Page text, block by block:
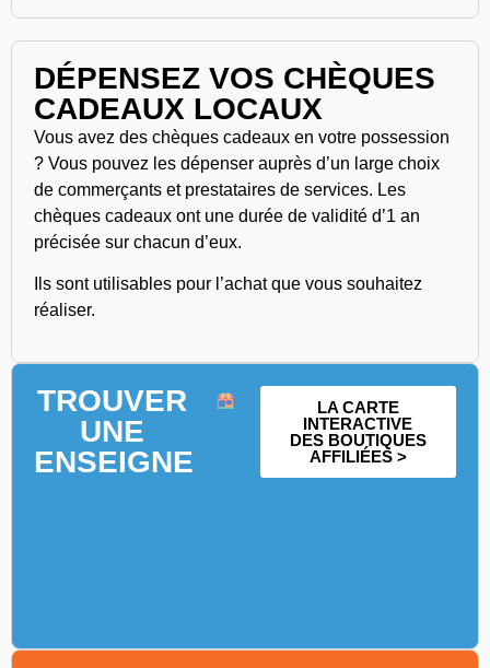
DÉPENSEZ VOS CHÈQUES
CADEAUX LOCAUX
Vous avez des chèques cadeaux en votre possession
? Vous pouvez les dépenser auprès d’un large choix
de commerçants et prestataires de services. Les
chèques cadeaux ont une durée de validité d’1 an
précisée sur chacun d’eux.
Ils sont utilisables pour l’achat que vous souhaitez
réaliser.
TROUVER
UNE
ENSEIGNE
LA CARTE
INTERACTIVE
DES BOUTIQUES
AFFILIÉES >